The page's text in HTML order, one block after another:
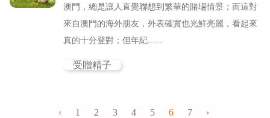
澳門，總是讓人直覺聯想到繁華的賭場情景；而這對
來自澳門的海外朋友，外表確實也光鮮亮麗，看起來
真的十分登對；但年紀......
受贈精子
‹ 1 2 3 4 5 6 7 ›